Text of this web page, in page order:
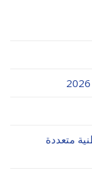
متعددة